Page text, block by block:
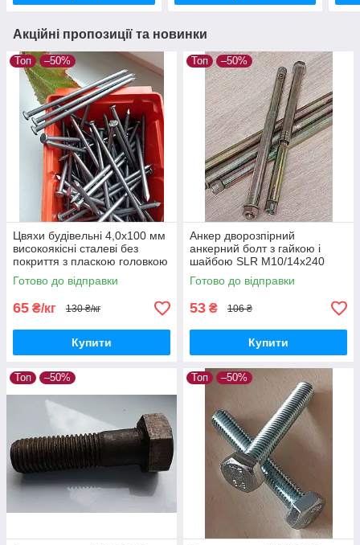
Акційні пропозиції та новинки
Топ –50%
Цвяхи будівельні 4,0х100 мм
високоякісні сталеві без
покриття з пласкою головкою
гладкий стержень DIN 1151
Готово до відправки
65 ₴/кг 130 ₴/кг
Купити
Топ –50%
Анкер дворозпірний
анкерний болт з гайкою і
шайбою SLR М10/14х240
сталевий жовтий цинк
Готово до відправки
53 ₴ 106 ₴
Купити
Топ –50% Топ –50%